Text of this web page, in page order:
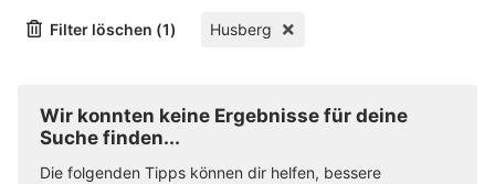
Filter löschen (1) Husberg
Wir konnten keine Ergebnisse für deine
Suche finden...
Die folgenden Tipps können dir helfen, bessere